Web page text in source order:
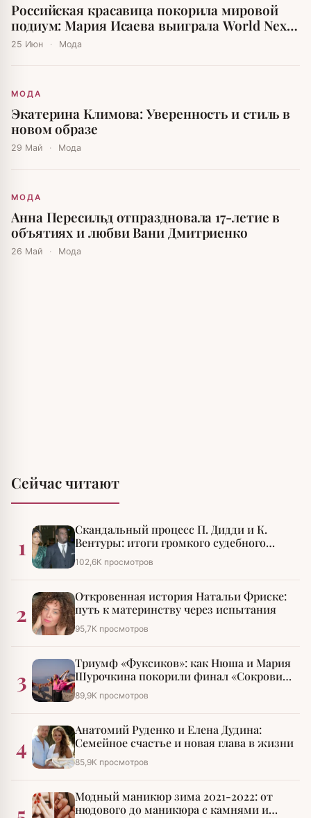
Российская красавица покорила мировой
подиум: Мария Исаева выиграла World Next
Top Model
25 Июн · Мода
МОДА
Экатерина Климова: Уверенность и стиль в
новом образе
29 Май · Мода
МОДА
Анна Пересильд отпраздновала 17-летие в
объятиях и любви Вани Дмитриенко
26 Май · Мода
Сейчас читают
1
Скандальный процесс П. Дидди и К.
Вентуры: итоги громкого судебного
разбирательства
102,6К просмотров
2
Откровенная история Натальи Фриске:
путь к материнству через испытания
95,7К просмотров
3
Триумф «Фуксиков»: как Нюша и Мария
Шурочкина покорили финал «Сокровищ
императора»
89,9К просмотров
4
Анатомий Руденко и Елена Дудина:
Семейное счастье и новая глава в жизни
85,9К просмотров
Модный маникюр зима 2021-2022: от
нюдового до маникюра с камнями и